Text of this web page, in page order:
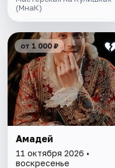
(МнаК)
от 1 000 ₽
Амадей
11 октября 2026 •
воскресенье